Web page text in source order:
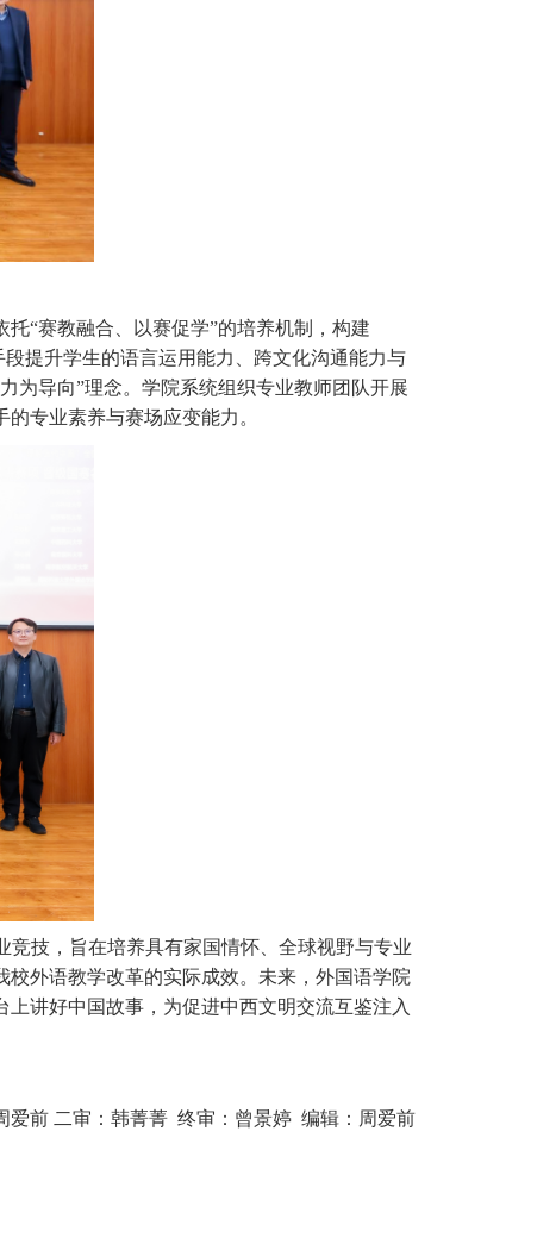
托“赛教融合、以赛促学”的培养机制，构建
提升学生的语言运用能力、跨文化沟通能力与
为导向”理念。 学院系统组织专业教师团队开展
专业素养与赛场应变能力。
竞技，旨在培养具有家国情怀、全球视野与专业
外语教学改革的实际成效。未来， 外国语学院
上讲好中国故事，为促进中西文明交流互鉴注入
爱前 二审：韩菁菁 终审：曾景婷 编辑：周爱前